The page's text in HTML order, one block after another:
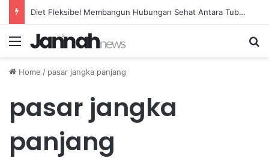
Diet Fleksibel Membangun Hubungan Sehat Antara Tubuh dan Makanan Sehari-hari
Menu
Home / pasar jangka panjang
pasar jangka
panjang